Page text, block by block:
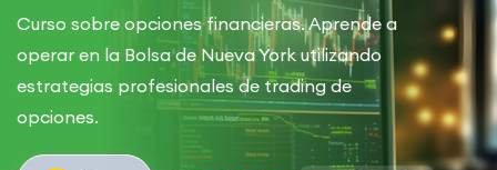
Curso sobre opciones financieras. Aprende a
operar en la Bolsa de Nueva York utilizando
estrategias profesionales de trading de
opciones.